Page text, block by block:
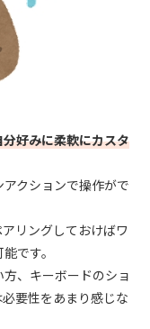
好みに柔軟にカスタ
クションで操作がで
リングしておけばワ
です。
、キーボードのショ
要性をあまり感じな